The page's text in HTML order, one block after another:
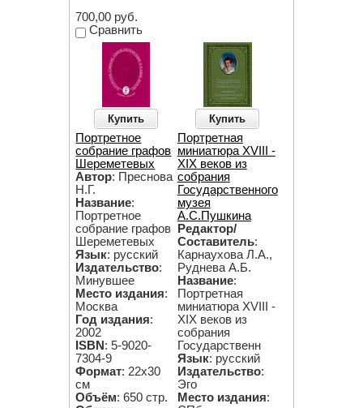
700,00 руб.
Сравнить
Купить
Портретное
собрание графов
Шереметевых
Автор: Преснова
Н.Г.
Название:
Портретное
собрание графов
Шереметевых
Язык: русский
Издательство:
Минувшее
Место издания:
Москва
Год издания:
2002
ISBN : 5-9020-
7304-9
Формат: 22х30
см
Объём: 650 стр.
Купить
Портретная
миниатюра XVIII -
XIX веков из
собрания
Государственного
музея
А.С.Пушкина
Редактор/
Составитель:
Карнаухова Л.А.,
Руднева А.Б.
Название:
Портретная
миниатюра XVIII -
XIX веков из
собрания
Государственн
Язык: русский
Издательство:
Эго
Место издания: